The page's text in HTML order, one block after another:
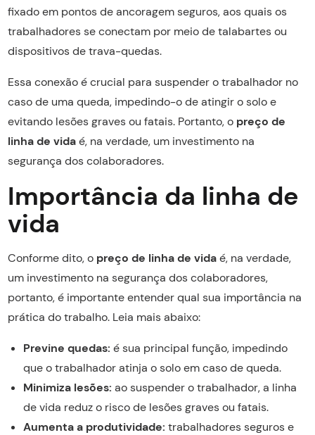
fixado em pontos de ancoragem seguros, aos quais os
trabalhadores se conectam por meio de talabartes ou
dispositivos de trava-quedas.
Essa conexão é crucial para suspender o trabalhador no
caso de uma queda, impedindo-o de atingir o solo e
evitando lesões graves ou fatais. Portanto, o preço de
linha de vidaé, na verdade, um investimento na
segurança dos colaboradores.
Importância da linha de
vida
Conforme dito, o preço de linha de vidaé, na verdade,
um investimento na segurança dos colaboradores,
portanto, é importante entender qual sua importância na
prática do trabalho. Leia mais abaixo:
Previne quedas: é sua principal função, impedindo
que o trabalhador atinja o solo em caso de queda.
Minimiza lesões: ao suspender o trabalhador, a linha
de vida reduz o risco de lesões graves ou fatais.
Aumenta a produtividade: trabalhadores seguros e